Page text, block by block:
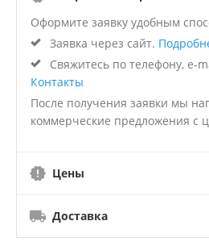
Оформите заявку удобным
Заявка через сайт.
Свяжитесь по телефону, e-
Контакты
После получения заявки мы
коммерческие предложения с
Цены
Доставка